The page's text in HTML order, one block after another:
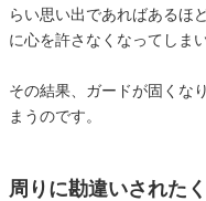
らい思い出であればあるほ
に心を許さなくなってしまい
その結果、ガードが固くな
まうのです。
周りに勘違いされた